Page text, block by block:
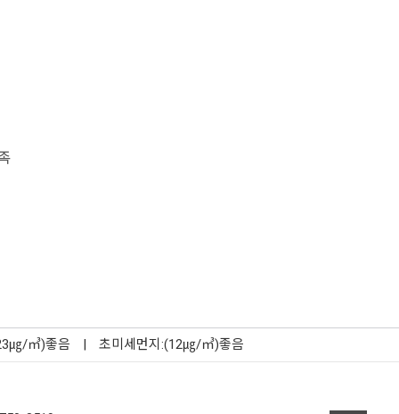
㎍/㎥)좋음 | 초미세먼지:(12㎍/㎥)좋음